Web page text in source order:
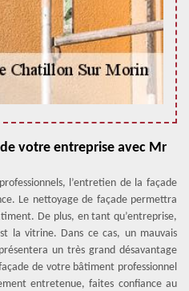
votre entreprise avec Mr
l’entretien de la façade
Le nettoyage de façade permettra
De plus, en tant qu’entreprise,
la vitrine. Dans ce cas, un mauvais
un très grand désavantage
de votre bâtiment professionnel
entretenue, faites confiance au